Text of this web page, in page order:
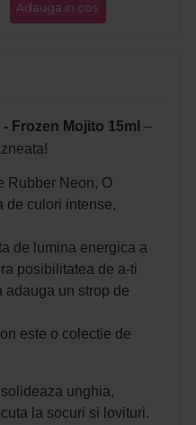
Adauga in cos
Frozen Mojito 15ml –
Rubber Neon, O
de culori intense,
de lumina energica a
posibilitatea de a-ti
adauga un strop de
este o colectie de
unghia,
la socuri si lovituri.